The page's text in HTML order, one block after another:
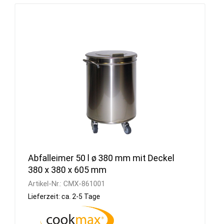
Abfalleimer 50 l ø 380 mm mit Deckel
380 x 380 x 605 mm
Artikel-Nr.: CMX-861001
Lieferzeit: ca. 2-5 Tage